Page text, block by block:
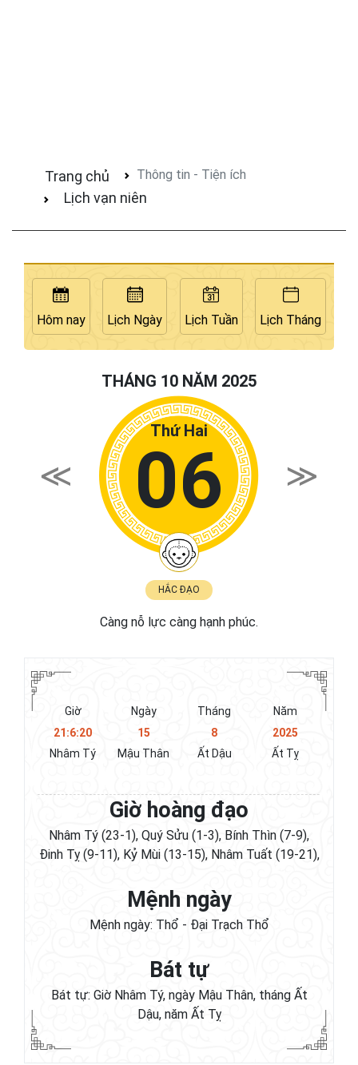
Trang chủ Thông tin - Tiện ích
Lịch vạn niên
Hôm nay Lịch Ngày Lịch Tuần Lịch Tháng
THÁNG 10 NĂM 2025
Thứ Hai
06
HẮC ĐẠO
Càng nỗ lực càng hạnh phúc.
Giờ
21:6:21
Nhâm Tý
Ngày
15
Mậu Thân
Tháng
8
Ất Dậu
Năm
2025
Ất Tỵ
Giờ hoàng đạo
Nhâm Tý (23-1), Quý Sửu (1-3), Bính Thìn (7-9),
Đinh Tỵ (9-11), Kỷ Mùi (13-15), Nhâm Tuất (19-21),
Mệnh ngày
Mệnh ngày: Thổ - Đại Trạch Thổ
Bát tự
Bát tự: Giờ Nhâm Tý, ngày Mậu Thân, tháng Ất
Dậu, năm Ất Tỵ